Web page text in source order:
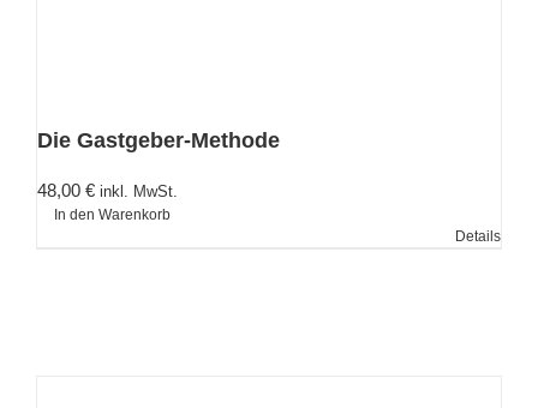
Die Gastgeber-Methode
48,00 € inkl. MwSt.
In den Warenkorb
Details